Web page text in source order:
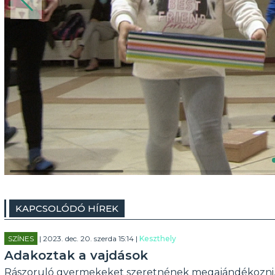
KAPCSOLÓDÓ HÍREK
SZÍNES | 2023. dec. 20. szerda 15:14 | Keszthely
Adakoztak a vajdások
Rászoruló gyermekeket szeretnének megajándékozni.